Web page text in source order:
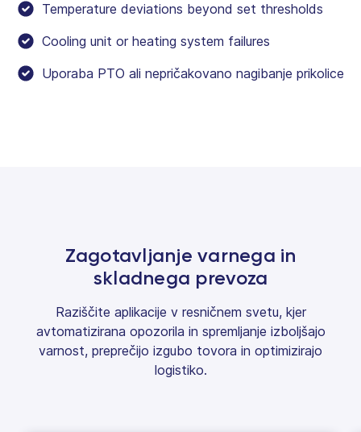
Temperature deviations beyond set thresholds
Cooling unit or heating system failures
Uporaba PTO ali nepričakovano nagibanje prikolice
Zagotavljanje varnega in
skladnega prevoza
Raziščite aplikacije v resničnem svetu, kjer
avtomatizirana opozorila in spremljanje izboljšajo
varnost, preprečijo izgubo tovora in optimizirajo
logistiko.